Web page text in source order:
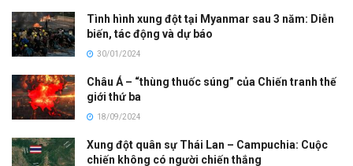
Tình hình xung đột tại Myanmar sau 3 năm: Diễn
biến, tác động và dự báo
30/01/2024
Châu Á – “thùng thuốc súng” của Chiến tranh thế
giới thứ ba
18/09/2024
Xung đột quân sự Thái Lan – Campuchia: Cuộc
chiến không có người chiến thắng